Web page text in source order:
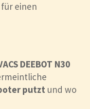
für einen
DEEBOT N30
putzt und wo